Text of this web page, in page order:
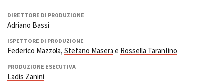
DIRETTORE DI PRODUZIONE
Adriano Bassi
ISPETTORE DI PRODUZIONE
Federico Mazzola, Stefano Masera e Rossella Tarantino
PRODUZIONE ESECUTIVA
Ladis Zanini